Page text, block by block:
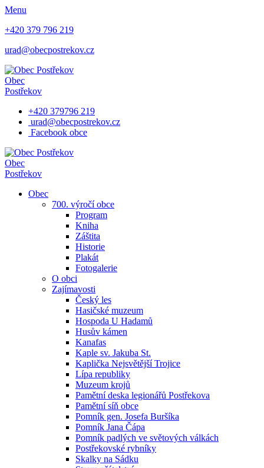
Menu
+420 379 796 219
urad@obecpostrekov.cz
Obec
Postřekov
+420 379796 219
urad@obecpostrekov.cz
Facebook​ obce
Obec
Postřekov
Obec
700. výročí obce
Program
Kniha
Záštita
Historie
Plakát
Fotogalerie
O obci
Zajímavosti
Český les
Hasičské muzeum
Hospoda U Hadamů
Husův kámen
Kanafas
Kaple sv. Jakuba St.
Kaplička Nejsvětější Trojice
Lípa republiky
Muzeum krojů
Pamětní deska legionářů Postřekova
Pamětní síň obce
Pomník gen. Josefa Buršíka
Pomník Jana Čápa
Pomník padlých ve světových válkách
Postřekovské rybníky
Skalky na Sádku